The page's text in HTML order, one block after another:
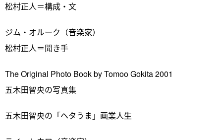
松村正人＝構成・文
ジム・オルーク（音楽家）
松村正人＝聞き手
The Original Photo Book by Tomoo Gokita 2001
五木田智央の写真集
五木田智央の「ヘタうま」画業人生